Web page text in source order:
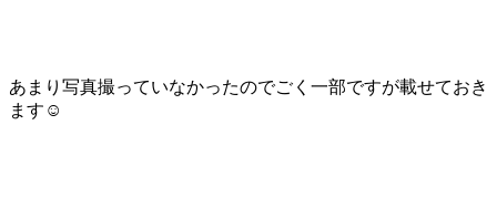
あまり写真撮っていなかったのでごく一部ですが載せておき
ます☺️